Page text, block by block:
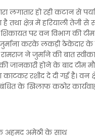
लगातार हो रही कटान से
तथा क्षेत्र में हरियाली तेजी से
शिकायत पर वन विभाग की
करके लकड़ी ठेकेदार
रामराज ने जुर्माने की बात
जानकारी होने के बाद टीम
काटकर रशीद दे दी गई है। वन
के खिलाफ कठोर
अहमद अमेठी के साथ